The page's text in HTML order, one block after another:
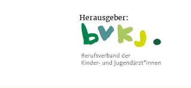
Herausgeber: